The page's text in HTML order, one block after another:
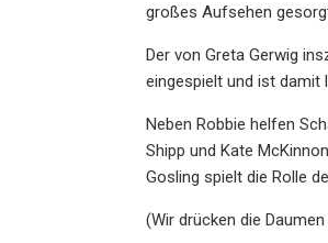
großes Aufsehen
Der von Greta Gerwig
eingespielt und ist damit
Neben Robbie helfen
Shipp und Kate
Gosling spielt die Rolle
(Wir drücken die